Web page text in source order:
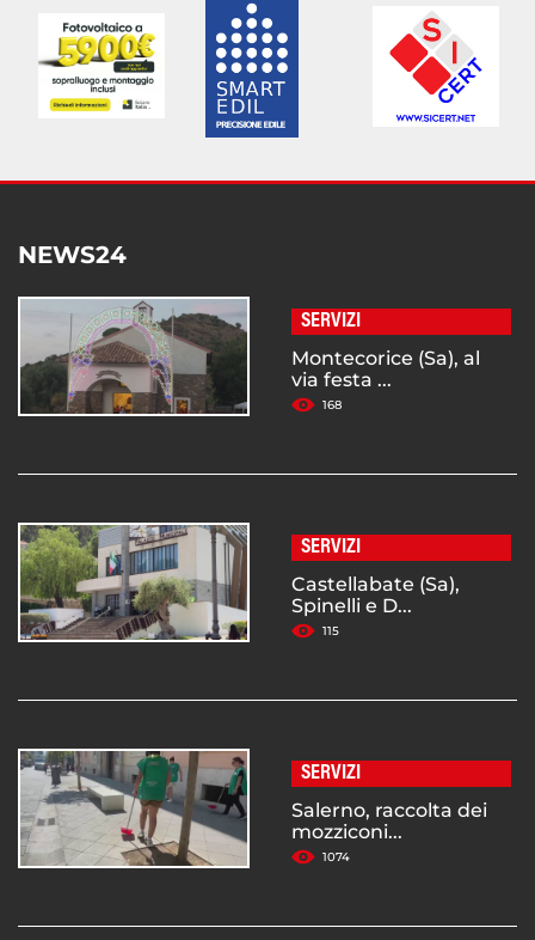
NEWS24
SERVIZI
Montecorice (Sa), al
via festa ...
168
SERVIZI
Castellabate (Sa),
Spinelli e D...
115
SERVIZI
Salerno, raccolta dei
mozziconi...
1074